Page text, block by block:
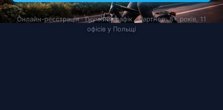
Онлайн-реєстрація · Гнучкий графік · Партнер: 8+ років, 11
офісів у Польщі